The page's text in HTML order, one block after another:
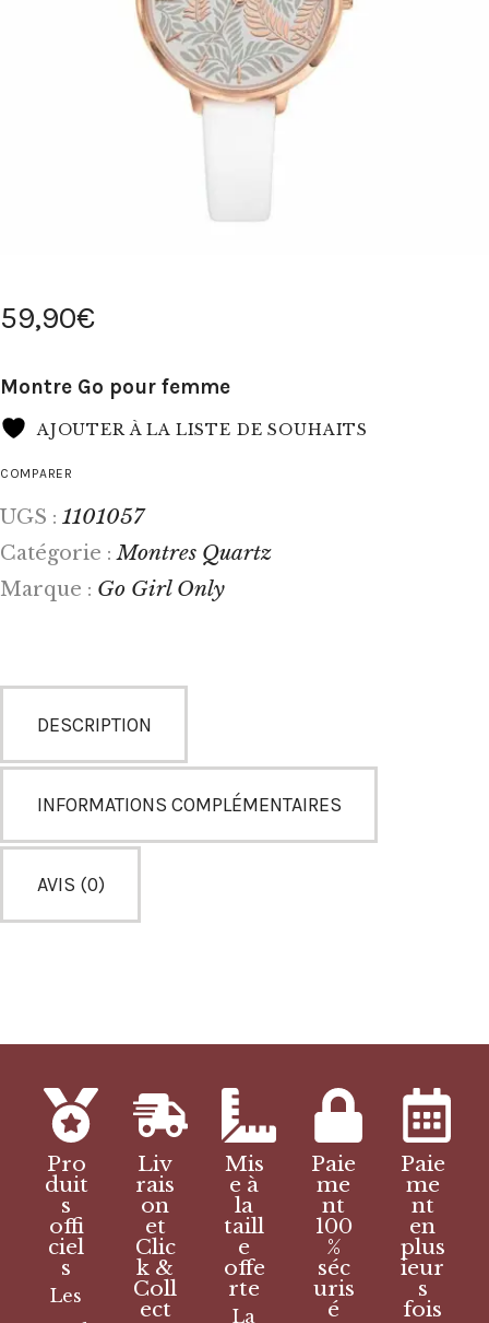
59,90€
Montre Go pour femme
AJOUTER À LA LISTE DE SOUHAITS
COMPARER
UGS : 1101057
Catégorie :Montres Quartz
Marque : Go Girl Only
DESCRIPTION
INFORMATIONS COMPLÉMENTAIRES
AVIS (0)
Pro
duit
s
offi
ciel
s
Les
Liv
rais
on
et
Clic
k &
Coll
ect
Mis
e à
la
taill
e
offe
rte
La
Paie
me
nt
100
%
séc
uris
é
Paie
me
nt
en
plus
ieur
s
fois